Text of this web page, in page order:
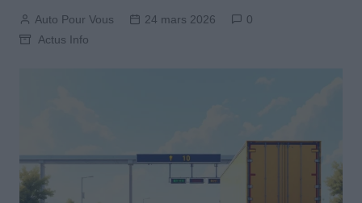
Auto Pour Vous 24 mars 2026
0
Actus Info